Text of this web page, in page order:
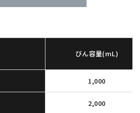
びん容量(mL)
1,000
2,000